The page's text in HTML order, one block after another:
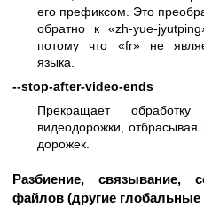
его префиксом. Это
обратно к «zh-yue-
потому что «fr» не
языка.
--stop-after-video-ends
Прекращает
видеодорожки, отбрасывая
дорожек.
Разбиение, связывание,
файлов (другие